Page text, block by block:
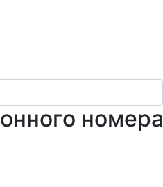
номера